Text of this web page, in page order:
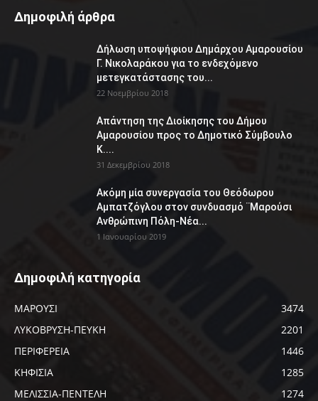
Δημοφιλή άρθρα
Δήλωση υποψήφιου Δημάρχου Αμαρουσίου
Γ. Νικολαράκου για το ενδεχόμενο
μετεγκατάστασης του...
22 Νοεμβρίου 2018
Απάντηση της Διοίκησης του Δήμου
Αμαρουσίου προς το Δημοτικό Σύμβουλο
Κ....
31 Δεκεμβρίου 2018
Ακόμη μία συνεργασία του Θεόδωρου
Αμπατζόγλου στον συνδυασμό ¨Μαρούσι
Ανθρώπινη Πόλη-Νέα...
1 Ιανουαρίου 2019
Δημοφιλή κατηγορία
ΜΑΡΟΥΣΙ
3474
ΛΥΚΟΒΡΥΣΗ-ΠΕΥΚΗ
2201
ΠΕΡΙΦΕΡΕΙΑ
1446
ΚΗΦΙΣΙΑ
1285
ΜΕΛΙΣΣΙΑ-ΠΕΝΤΕΛΗ
1274